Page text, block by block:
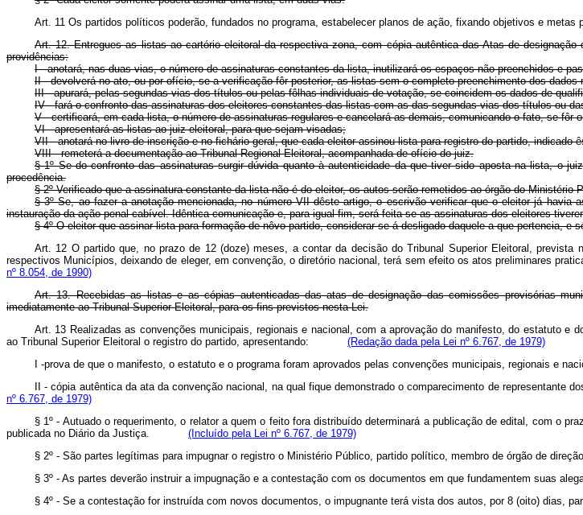
Art. 11 Os partidos políticos poderão, fundados no programa, estabelecer planos de ação, fixando objetivos e
Art. 12. Entregues as listas ao cartório eleitoral da respectiva zona, com cópia autêntica das Atas de
providências:
I - anotará, nas duas vias, o número de assinaturas constantes da lista, inutilizará os espaços não preenchidos e
II - devolverá no ato, ou por ofício, se a verificação fôr posterior, as listas sem o completo preenchimento dos
III - apurará, pelas segundas vias dos títulos ou pelas fôlhas individuais de votação, se coincidem os dados de
IV - fará o confronto das assinaturas dos eleitores constantes das listas com as das segundas vias dos títulos ou
V - certificará, em cada lista, o número de assinaturas regulares e cancelará as demais, comunicando o fato, se fôr
VI - apresentará as listas ao juiz eleitoral, para que sejam visadas;
VII - anotará no livro de inscrição e no fichário geral, que cada eleitor assinou lista para registro do partido, indicado
VIII - remeterá a documentação ao Tribunal Regional Eleitoral, acompanhada de ofício do juiz.
§ 1º Se do confronto das assinaturas surgir dúvida quanto à autenticidade da que tiver sido aposta na lista, o
procedência.
§ 2º Verificado que a assinatura constante da lista não é do eleitor, os autos serão remetidos ao órgão do
§ 3º Se, ao fazer a anotação mencionada, no número VII dêste artigo, o escrivão verificar que o eleitor já
instauração da ação penal cabível. Idêntica comunicação e, para igual fim, será feita se as assinaturas dos eleitores
§ 4º O eleitor que assinar lista para formação de nôvo partido, considerar-se-á desligado daquele a que pertencia,
Art. 12 O partido que, no prazo de 12 (doze) meses, a contar da decisão do Tribunal Superior Eleitoral,
respectivos Municípios, deixando de eleger, em convenção, o diretório nacional, terá sem efeito os atos preliminares
nº 8.054, de 1990)
Art. 13. Recebidas as listas e as cópias autenticadas das atas de designação das comissões provisórias
imediatamente ao Tribunal Superior Eleitoral, para os fins previstos nesta Lei.
Art. 13 Realizadas as convenções municipais, regionais e nacional, com a aprovação do manifesto, do estatuto
ao Tribunal Superior Eleitoral o registro do partido, apresentando: (Redação dada pela Lei nº 6.767, de 1979)
I -prova de que o manifesto, o estatuto e o programa foram aprovados pelas convenções municipais, regionais
II - cópia autêntica da ata da convenção nacional, na qual fique demonstrado o comparecimento de
nº 6.767, de 1979)
§ 1º - Autuado o requerimento, o relator a quem o feito fora distribuído determinará a publicação de edital, com o
publicada no Diário da Justiça. (Incluído pela Lei nº 6.767, de 1979)
§ 2º - São partes legítimas para impugnar o registro o Ministério Público, partido político, membro de órgão de
§ 3º - As partes deverão instruir a impugnação e a contestação com os documentos em que fundamentem
§ 4º - Se a contestação for instruída com novos documentos, o impugnante terá vista dos autos, por 8 (oito)